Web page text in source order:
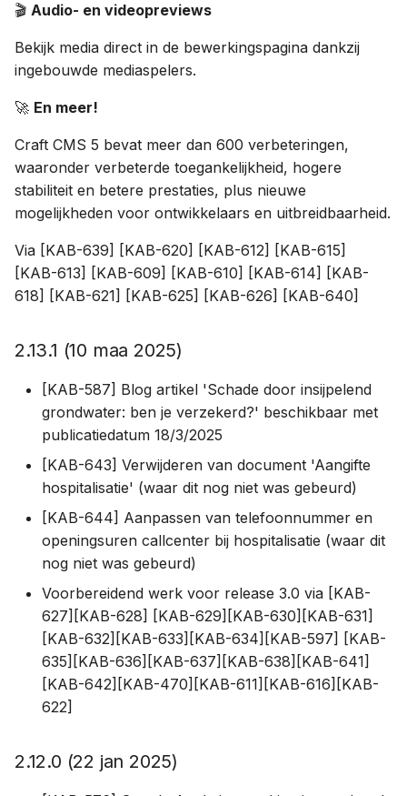
🎬 Audio- en videopreviews
Bekijk media direct in de bewerkingspagina dankzij
ingebouwde mediaspelers.
🚀 En meer!
Craft CMS 5 bevat meer dan 600 verbeteringen,
waaronder verbeterde toegankelijkheid, hogere
stabiliteit en betere prestaties, plus nieuwe
mogelijkheden voor ontwikkelaars en uitbreidbaarheid.
Via [KAB-639] [KAB-620] [KAB-612] [KAB-615]
[KAB-613] [KAB-609] [KAB-610] [KAB-614] [KAB-
618] [KAB-621] [KAB-625] [KAB-626] [KAB-640]
2.13.1 (10 maa 2025)
[KAB-587] Blog artikel 'Schade door insijpelend
grondwater: ben je verzekerd?' beschikbaar met
publicatiedatum 18/3/2025
[KAB-643] Verwijderen van document 'Aangifte
hospitalisatie' (waar dit nog niet was gebeurd)
[KAB-644] Aanpassen van telefoonnummer en
openingsuren callcenter bij hospitalisatie (waar dit
nog niet was gebeurd)
Voorbereidend werk voor release 3.0 via [KAB-
627][KAB-628] [KAB-629][KAB-630][KAB-631]
[KAB-632][KAB-633][KAB-634][KAB-597] [KAB-
635][KAB-636][KAB-637][KAB-638][KAB-641]
[KAB-642][KAB-470][KAB-611][KAB-616][KAB-
622]
2.12.0 (22 jan 2025)